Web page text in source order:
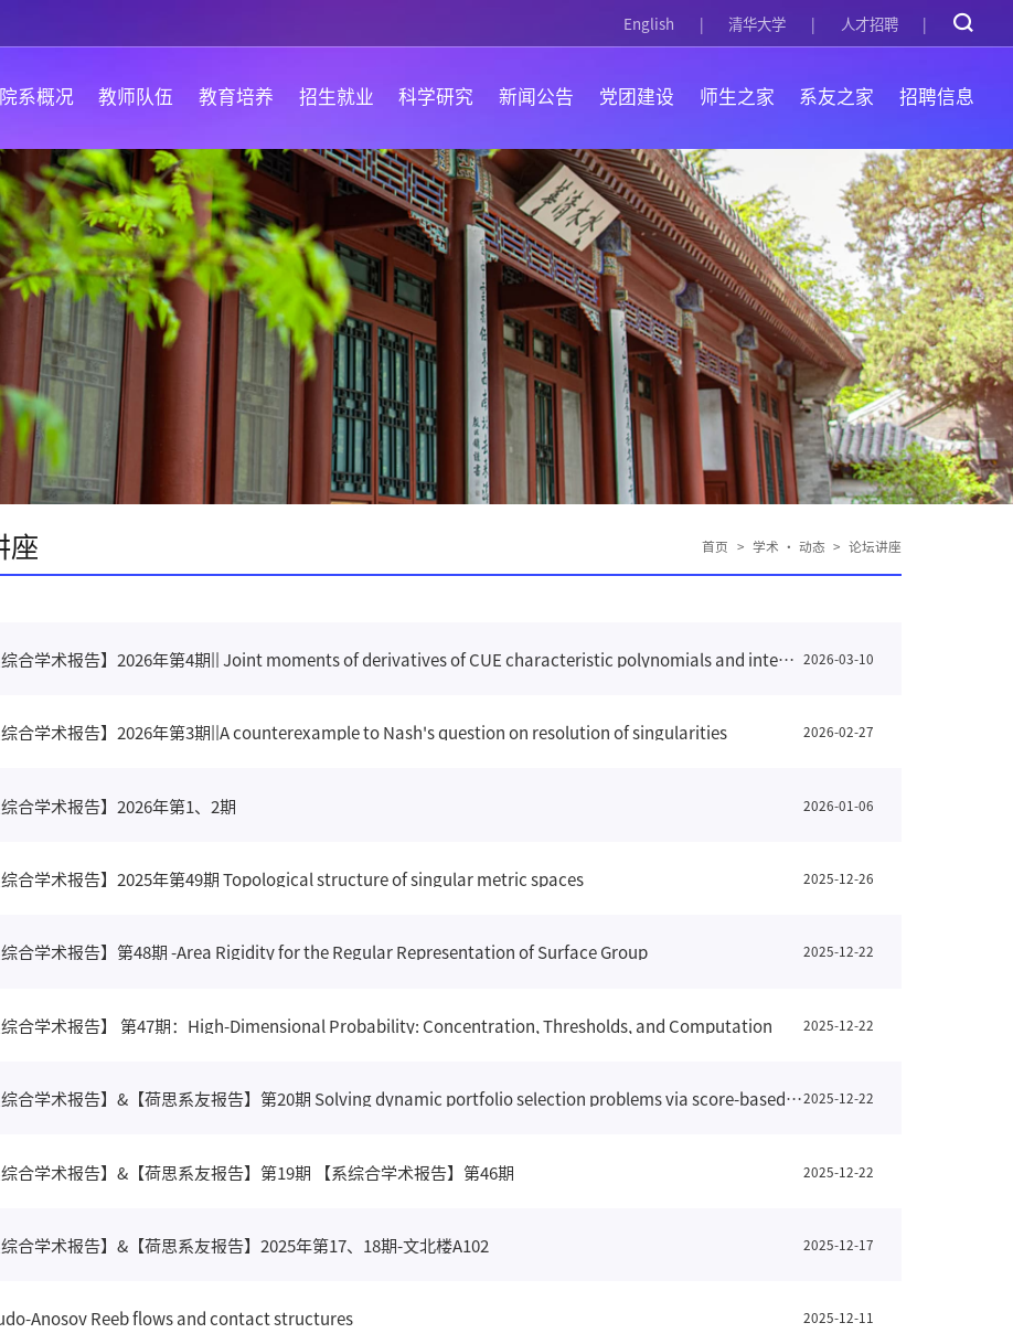
English 清华大学 人才招聘
院系概况 教师队伍 教育培养 招生就业 科学研究 新闻公告 党团建设 师生之家 系友之家 招聘信息
座 首页 > 学术 · 动态 > 论坛讲座
2026-03-10
【系综合学术报告】2026年第4期|| Joint moments of derivatives of CUE characteristic polynomials and integrable systems
2026-02-27
综合学术报告】2026年第3期||A counterexample to Nash's question on resolution of singularities
2026-01-06
综合学术报告】2026年第1、2期
2025-12-26
综合学术报告】2025年第49期 Topological structure of singular metric spaces
2025-12-22
综合学术报告】第48期 -Area Rigidity for the Regular Representation of Surface Group
2025-12-22
综合学术报告】 第47期：High-Dimensional Probability: Concentration, Thresholds, and Computation
2025-12-22
【系综合学术报告】&【荷思系友报告】第20期 Solving dynamic portfolio selection problems via score-based diffusion models
2025-12-22
综合学术报告】&【荷思系友报告】第19期 【系综合学术报告】第46期
2025-12-17
综合学术报告】&【荷思系友报告】2025年第17、18期-文北楼A102
2025-12-11
Anosov Reeb flows and contact structures